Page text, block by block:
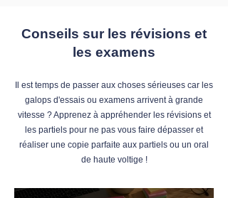
Conseils sur les révisions et
les examens
Il est temps de passer aux choses sérieuses car les
galops d'essais ou examens arrivent à grande
vitesse ? Apprenez à appréhender les révisions et
les partiels pour ne pas vous faire dépasser et
réaliser une copie parfaite aux partiels ou un oral
de haute voltige !